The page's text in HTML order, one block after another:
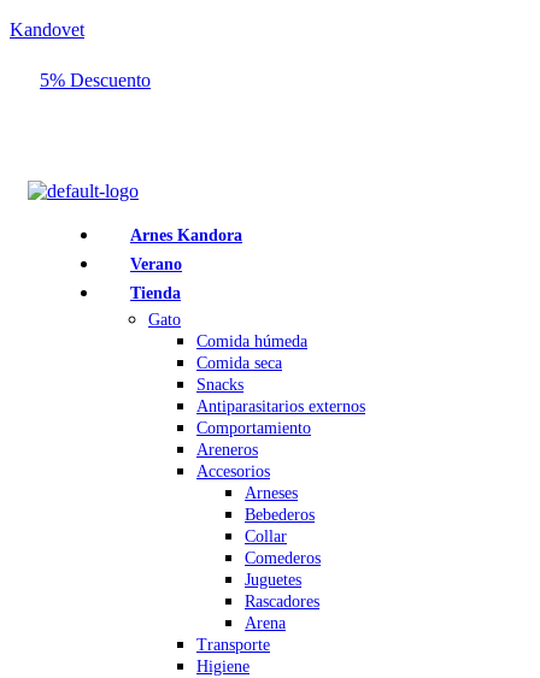
Kandovet
5% Descuento
Arnes Kandora
Verano
Tienda
Gato
Comida húmeda
Comida seca
Snacks
Antiparasitarios externos
Comportamiento
Areneros
Accesorios
Arneses
Bebederos
Collar
Comederos
Juguetes
Rascadores
Arena
Transporte
Higiene